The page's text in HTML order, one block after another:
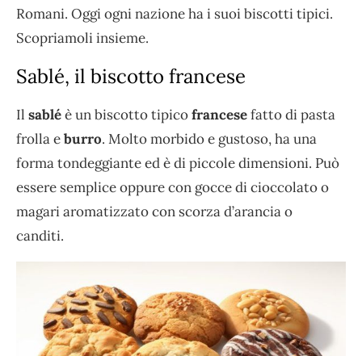
Romani. Oggi ogni nazione ha i suoi biscotti tipici.
Scopriamoli insieme.
Sablé, il biscotto francese
Il sabléè un biscotto tipicofrancesefatto di pasta
frolla eburro. Molto morbido e gustoso, ha una
forma tondeggiante ed è di piccole dimensioni. Può
essere semplice oppure con gocce di cioccolato o
magari aromatizzato con scorza d’arancia o
canditi.